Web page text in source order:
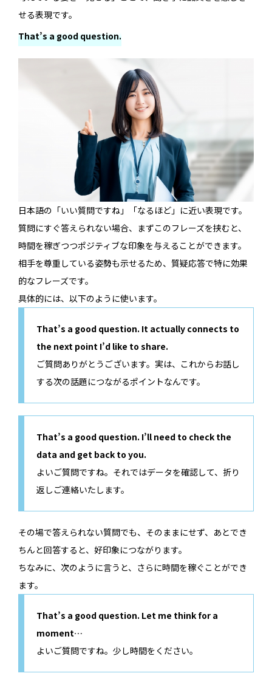
せる表現です。
That’s a good question.
日本語の「いい質問ですね」「なるほど」に近い表現です。
質問にすぐ答えられない場合、まずこのフレーズを挟むと、
時間を稼ぎつつポジティブな印象を与えることができます。
相手を尊重している姿勢も示せるため、質疑応答で特に効果
的なフレーズです。
具体的には、以下のように使います。
That’s a good question. It actually connects to
the next point I’d like to share.
ご質問ありがとうございます。実は、これからお話し
する次の話題につながるポイントなんです。
That’s a good question. I’ll need to check the
data and get back to you.
よいご質問ですね。それではデータを確認して、折り
返しご連絡いたします。
その場で答えられない質問でも、そのままにせず、あとでき
ちんと回答すると、好印象につながります。
ちなみに、次のように言うと、さらに時間を稼ぐことができ
ます。
That’s a good question. Let me think for a
moment…
よいご質問ですね。少し時間をください。